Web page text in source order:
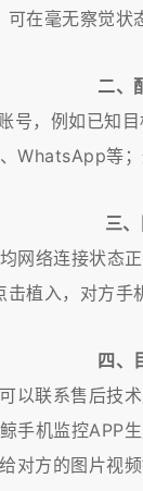
可在毫无察觉状
二、
号，例如已
WhatsApp等
三
网络连接状态
植入，对方手
四、
以联系售后技
手机监控APP
对方的图片视